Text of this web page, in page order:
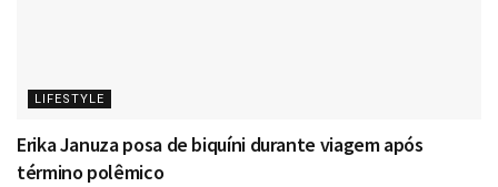
LIFESTYLE
Erika Januza posa de biquíni durante viagem após
término polêmico